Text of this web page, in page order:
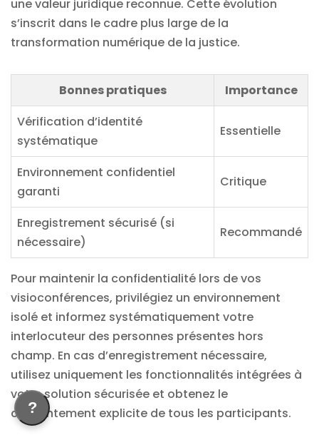
une valeur juridique reconnue. Cette évolution
s’inscrit dans le cadre plus large de la
transformation numérique de la justice.
Bonnes pratiques
Importance
Vérification d’identité
systématique
Essentielle
Environnement confidentiel
garanti
Critique
Enregistrement sécurisé (si
nécessaire)
Recommandé
Pour maintenir la confidentialité lors de vos
visioconférences, privilégiez un environnement
isolé et informez systématiquement votre
interlocuteur des personnes présentes hors
champ. En cas d’enregistrement nécessaire,
utilisez uniquement les fonctionnalités intégrées à
votre solution sécurisée et obtenez le
consentement explicite de tous les participants.
?